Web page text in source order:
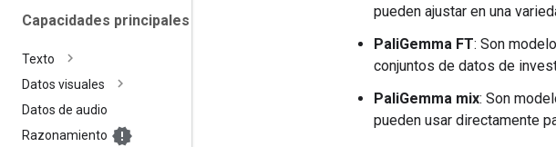
Capacidades principales
Texto
Datos visuales
Datos de audio
Razonamiento
pueden ajustar en una
PaliGemma FT: Son
conjuntos de datos de
PaliGemma mix: Son
pueden usar directamente